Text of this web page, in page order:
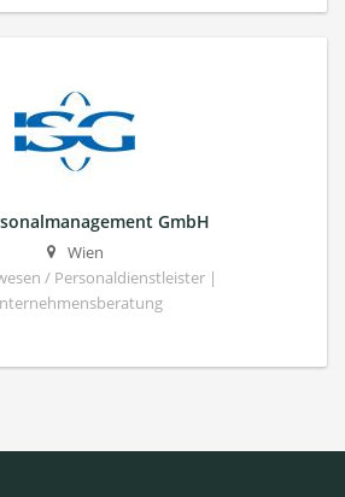
GmbH
Wien
/ Personaldienstleister |